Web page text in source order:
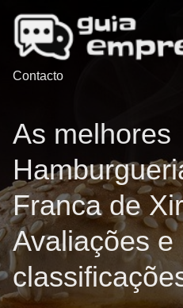
Contacto
As melhores
Franca de
Avaliações e